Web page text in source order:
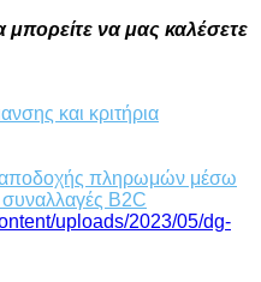
να μας καλέσετε
και κριτήρια
πληρωμών μέσω
B2C